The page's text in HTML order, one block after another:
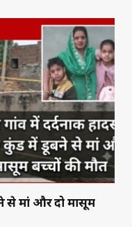
ai
l
ar
e
से मां और दो मासूम